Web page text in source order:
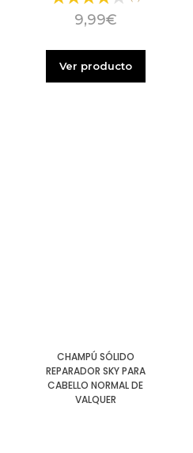
9,99€
Ver producto
CHAMPÚ SÓLIDO
REPARADOR SKY PARA
CABELLO NORMAL DE
VALQUER